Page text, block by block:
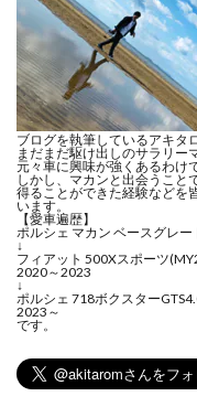
ブログを執筆しているアキタ
まだまだ駆け出しのサラリー
元々車に興味が強くあるわけ
しかし、マカンと出会うこと
得ることができた経験などを
います。
【愛車遍歴】
ポルシェ マカン ベースグレ
↓
フィアット 500Xスポーツ
2020～2023
↓
ポルシェ 718ボクスター
2023～
です。